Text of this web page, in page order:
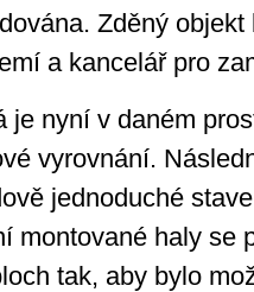
Zděný
a kancelář pro
je nyní v daném
vyrovnání.
jednoduché
montované haly se
tak, aby bylo